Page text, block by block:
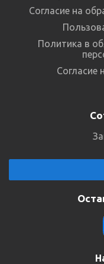
Согласие на
Политика в
Согласие